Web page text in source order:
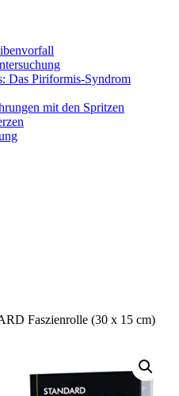
Das Piriformis-Syndrom
mit den Spritzen
Faszienrolle (30 x 15 cm)